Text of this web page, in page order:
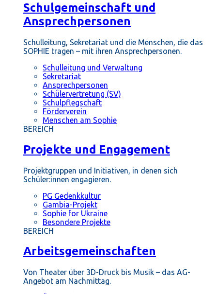
Schulgemeinschaft und
Ansprechpersonen
Schulleitung, Sekretariat und die Menschen, die das
SOPHIE tragen – mit ihren Ansprechpersonen.
Schulleitung und Verwaltung
Sekretariat
Ansprechpersonen
Schülervertretung (SV)
Schulpflegschaft
Förderverein
Menschen am Sophie
BEREICH
Projekte und Engagement
Projektgruppen und Initiativen, in denen sich
Schüler:innen engagieren.
PG Gedenkkultur
Gambia-Projekt
Sophie for Ukraine
Besondere Projekte
BEREICH
Arbeitsgemeinschaften
Von Theater über 3D-Druck bis Musik – das AG-
Angebot am Nachmittag.